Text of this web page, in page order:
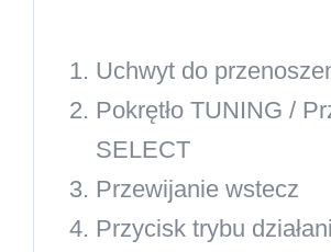
Uchwyt do
Pokrętło TUNING /
SELECT
Przewijanie wstecz
Przycisk trybu